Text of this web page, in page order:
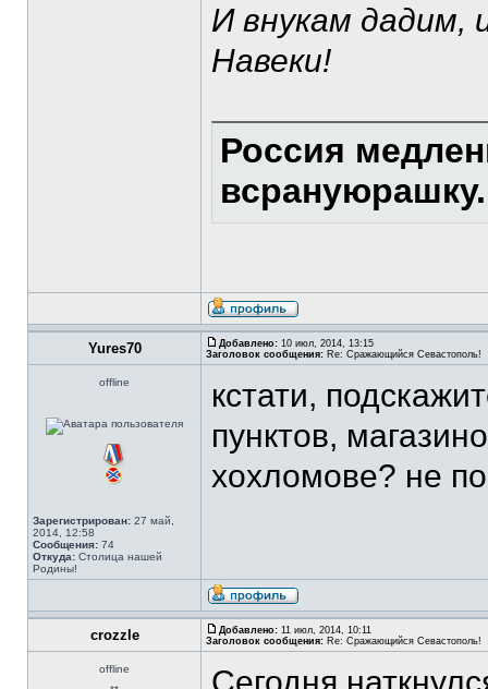
И внукам дадим,
Навеки!
Россия
Yures70 Добавлено: 10 июл, 2014, 13:15
Заголовок сообщения: Re: Сражающийся Севастополь!
offline
Зарегистрирован: 27 май,
2014, 12:58
Сообщения: 74
Откуда: Столица нашей
Родины!
кстати,
пунктов,
хохломове? не
crozzle Добавлено: 11 июл, 2014, 10:11
Заголовок сообщения: Re: Сражающийся Севастополь!
offline